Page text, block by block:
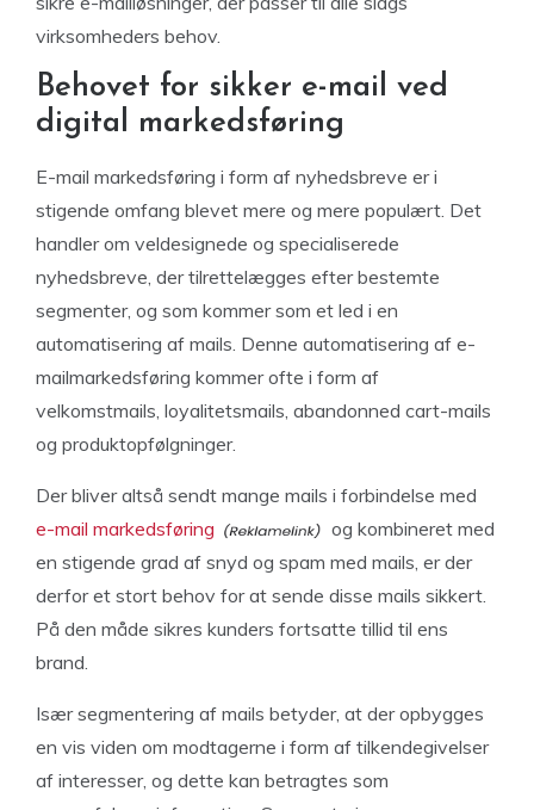
virksomheders behov.
Behovet for sikker e-mail ved
digital markedsføring
E-mail markedsføring i form af nyhedsbreve er i
stigende omfang blevet mere og mere populært. Det
handler om veldesignede og specialiserede
nyhedsbreve, der tilrettelægges efter bestemte
segmenter, og som kommer som et led i en
automatisering af mails. Denne automatisering af e-
mailmarkedsføring kommer ofte i form af
velkomstmails, loyalitetsmails, abandonned cart-mails
og produktopfølgninger.
Der bliver altså sendt mange mails i forbindelse med
e-mail markedsføring
og kombineret med
en stigende grad af snyd og spam med mails, er der
derfor et stort behov for at sende disse mails sikkert.
På den måde sikres kunders fortsatte tillid til ens
brand.
Især segmentering af mails betyder, at der opbygges
en vis viden om modtagerne i form af tilkendegivelser
af interesser, og dette kan betragtes som